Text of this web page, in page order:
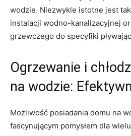
wodzie. Niezwykle istotne jest
instalacji wodno-kanalizacyjnej
grzewczego do⁣ specyfiki
Ogrzewanie i
na wodzie:
Możliwość posiadania domu na
fascynującym pomysłem dla